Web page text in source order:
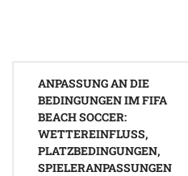
navigation
ANPASSUNG AN DIE
BEDINGUNGEN IM FIFA
BEACH SOCCER:
WETTEREINFLUSS,
PLATZBEDINGUNGEN,
SPIELERANPASSUNGEN